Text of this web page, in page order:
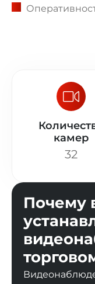
камер
32
Почему